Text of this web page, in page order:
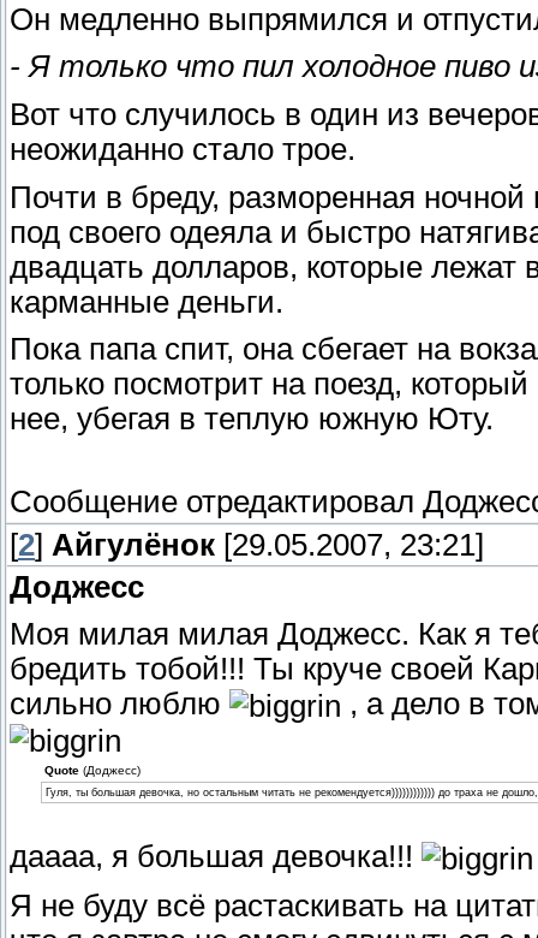
Он медленно выпрямился и
- Я только что пил холодное пиво
Вот что случилось в один из
неожиданно стало трое.
Почти в бреду, разморенная
под своего одеяла и быстро
двадцать долларов, которые лежат
карманные деньги.
Пока папа спит, она сбегает на
только посмотрит на поезд,
нее, убегая в теплую южную Юту.
Сообщение отредактировал
[2] Айгулёнок [29.05.2007, 23:21]
Доджесс
Моя милая милая Доджесс. Как я
бредить тобой!!! Ты круче своей
сильно люблю
, а дело в
Quote(Доджесс)
Гуля, ты большая девочка, но остальным читать не рекомендуется)))))))))))) до траха не
даааа, я большая девочка!!!
Я не буду всё растаскивать на